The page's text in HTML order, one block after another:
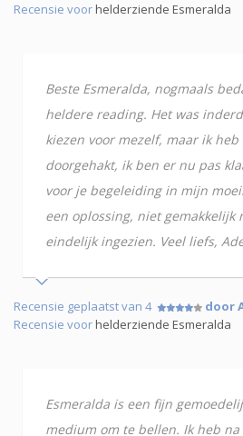
Recensie voorhelderziende Esmeralda
Beste Esmeralda, nogmaals
heldere reading. Het was
kiezen voor mezelf, maar ik heb
doorgehakt, ik ben er nu pas
voor je begeleiding in mijn
een oplossing, niet gemakkelijk
eindelijk ingezien. Veel liefs,
Recensie geplaatst van 4
door
Recensie voorhelderziende Esmeralda
Esmeralda is een fijn
medium om te bellen. Ik heb na